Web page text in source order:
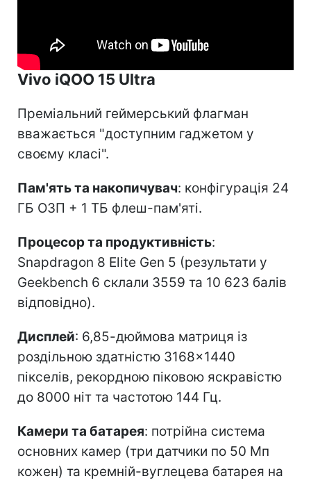
Vivo iQOO 15 Ultra
Преміальний геймерський флагман
вважається "доступним гаджетом у
своєму класі".
Пам'ять та накопичувач: конфігурація 24
ГБ ОЗП + 1 ТБ флеш-пам'яті.
Процесор та продуктивність:
Snapdragon 8 Elite Gen 5 (результати у
Geekbench 6 склали 3559 та 10 623 балів
відповідно).
Дисплей: 6,85-дюймова матриця із
роздільною здатністю 3168×1440
пікселів, рекордною піковою яскравістю
до 8000 ніт та частотою 144 Гц.
Камери та батарея: потрійна система
основних камер (три датчики по 50 Мп
кожен) та кремній-вуглецева батарея на